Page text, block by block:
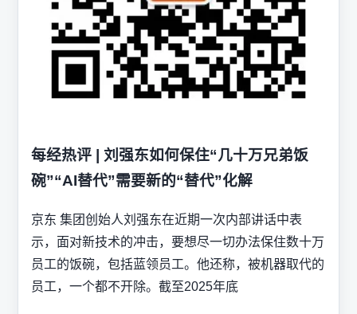
每经热评 | 刘强东如何保住“几十万兄弟饭
碗”“AI替代”需要新的“替代”化解
京东 集团创始人刘强东在近期一次内部讲话中表
示，面对新技术的冲击，要想尽一切办法保住数十万
员工的饭碗，包括蓝领员工。他还称，被机器取代的
员工，一个都不开除。截至2025年底